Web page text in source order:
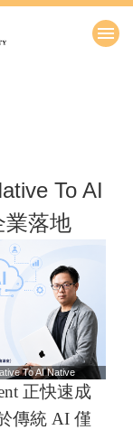
To AI
業落地
To AI Native
正快速成
傳統 AI 僅